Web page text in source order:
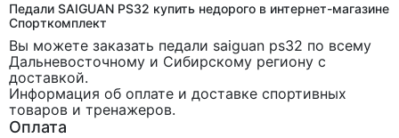
Педали SAIGUAN PS32 купить недорого в интернет-магазине
Спорткомплект
Вы можете заказать педали saiguan ps32 по всему
Дальневосточному и Сибирскому региону с
доставкой.
Информация об оплате и доставке спортивных
товаров и тренажеров.
Оплата